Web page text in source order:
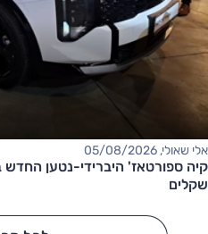
אלי שאולי, 05/08/2026
שקלים